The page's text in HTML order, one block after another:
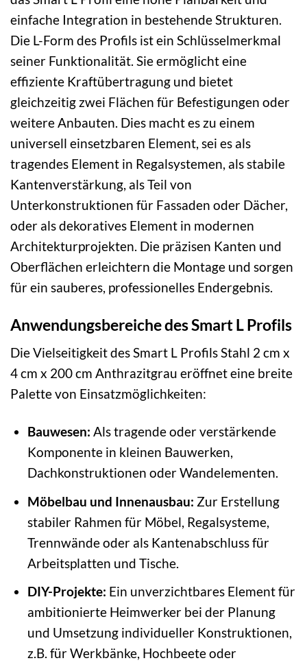
einfache Integration in bestehende Strukturen.
Die L-Form des Profils ist ein Schlüsselmerkmal
seiner Funktionalität. Sie ermöglicht eine
effiziente Kraftübertragung und bietet
gleichzeitig zwei Flächen für Befestigungen oder
weitere Anbauten. Dies macht es zu einem
universell einsetzbaren Element, sei es als
tragendes Element in Regalsystemen, als stabile
Kantenverstärkung, als Teil von
Unterkonstruktionen für Fassaden oder Dächer,
oder als dekoratives Element in modernen
Architekturprojekten. Die präzisen Kanten und
Oberflächen erleichtern die Montage und sorgen
für ein sauberes, professionelles Endergebnis.
Anwendungsbereiche des Smart L Profils
Die Vielseitigkeit des Smart L Profils Stahl 2 cm x
4 cm x 200 cm Anthrazitgrau eröffnet eine breite
Palette von Einsatzmöglichkeiten:
Bauwesen: Als tragende oder verstärkende
Komponente in kleinen Bauwerken,
Dachkonstruktionen oder Wandelementen.
Möbelbau und Innenausbau: Zur Erstellung
stabiler Rahmen für Möbel, Regalsysteme,
Trennwände oder als Kantenabschluss für
Arbeitsplatten und Tische.
DIY-Projekte: Ein unverzichtbares Element für
ambitionierte Heimwerker bei der Planung
und Umsetzung individueller Konstruktionen,
z.B. für Werkbänke, Hochbeete oder